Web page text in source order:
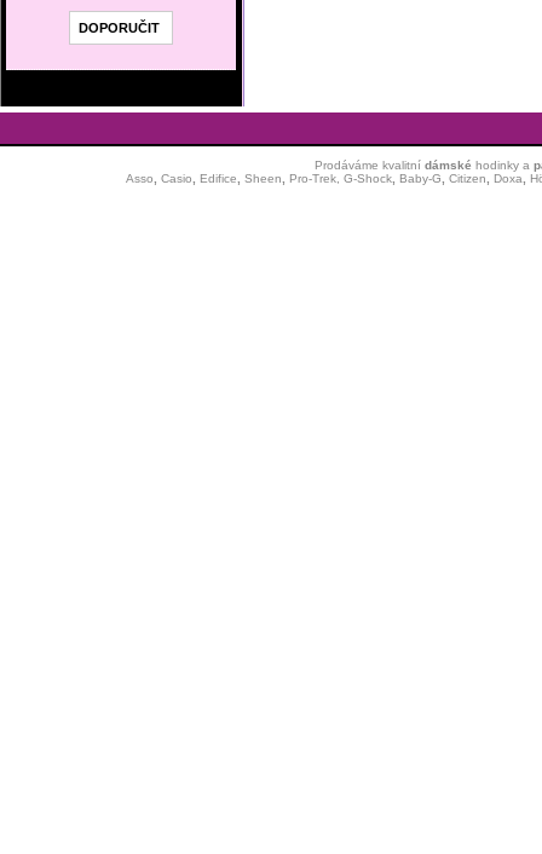
Prodáváme kvalitní dámské hodinkya
Asso
Casio Edifice Sheen Pro-Trek, G-Shock, Baby-G Citizen Doxa